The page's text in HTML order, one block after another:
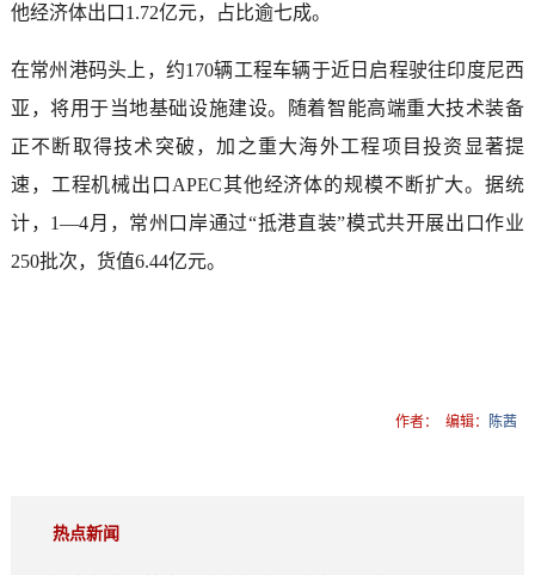
他经济体出口1.72亿元，占比逾七成。
在常州港码头上，约170辆工程车辆于近日启程驶往印度尼西
亚，将用于当地基础设施建设。随着智能高端重大技术装备
正不断取得技术突破，加之重大海外工程项目投资显著提
速，工程机械出口APEC其他经济体的规模不断扩大。据统
计，1—4月，常州口岸通过“抵港直装”模式共开展出口作业
250批次，货值6.44亿元。
作者： 编辑： 陈茜
热点新闻